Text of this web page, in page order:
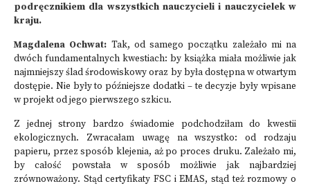
podręcznikiem dla wszystkich nauczycieli i nauczycielek w
kraju.
Magdalena Ochwat: Tak, od samego początku zależało mi na
dwóch fundamentalnych kwestiach: by książka miała możliwie jak
najmniejszy ślad środowiskowy oraz by była dostępna w otwartym
dostępie. Nie były to późniejsze dodatki – te decyzje były wpisane
w projekt od jego pierwszego szkicu.
Z jednej strony bardzo świadomie podchodziłam do kwestii
ekologicznych. Zwracałam uwagę na wszystko: od rodzaju
papieru, przez sposób klejenia, aż po proces druku. Zależało mi,
by całość powstała w sposób możliwie jak najbardziej
zrównoważony. Stąd certyfikaty FSC i EMAS, stąd też rozmowy o